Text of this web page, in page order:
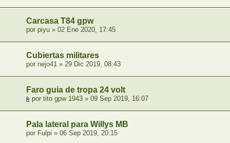
Carcasa T84 gpw
por piyu » 02 Ene 2020, 17:45
Cubiertas militares
por nejo41 » 29 Dic 2019, 08:43
Faro guia de tropa 24 volt
por tito gpw 1943 » 09 Sep 2019, 16:07
Pala lateral para Willys MB
por Fulpi » 06 Sep 2019, 20:15